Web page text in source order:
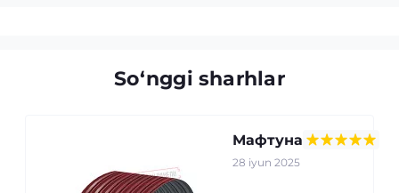
So‘nggi sharhlar
Мафтуна
28 iyun 2025